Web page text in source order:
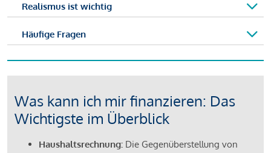
Realismus ist wichtig
Häufige Fragen
Was kann ich mir finanzieren: Das
Wichtigste im Überblick
Haushaltsrechnung: Die Gegenüberstellung von